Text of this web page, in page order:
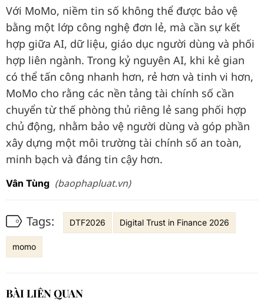
Với MoMo, niềm tin số không thể được bảo vệ
bằng một lớp công nghệ đơn lẻ, mà cần sự kết
hợp giữa AI, dữ liệu, giáo dục người dùng và phối
hợp liên ngành. Trong kỷ nguyên AI, khi kẻ gian
có thể tấn công nhanh hơn, rẻ hơn và tinh vi hơn,
MoMo cho rằng các nền tảng tài chính số cần
chuyển từ thế phòng thủ riêng lẻ sang phối hợp
chủ động, nhằm bảo vệ người dùng và góp phần
xây dựng một môi trường tài chính số an toàn,
minh bạch và đáng tin cậy hơn.
Vân Tùng (baophapluat.vn)
Tags: DTF2026 Digital Trust in Finance 2026
momo
BÀI LIÊN QUAN